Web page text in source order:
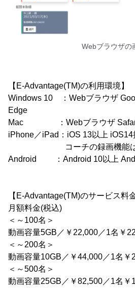
Webブラウザの
【E-Advantage(TM)の利用環境】
Windows 10 ：Webブラウザ
Edge
Mac ：Webブラウザ Safari
iPhone／iPad：iOS 13以上 iOS14
コーチの録画機能は
Android ：Android 10以上
【E-Advantage(TM)のサービス料金
月額料金(税込)
＜～100名＞
動画容量5GB／￥22,000／1名￥
＜～200名＞
動画容量10GB／￥44,000／1名￥
＜～500名＞
動画容量25GB／￥82,500／1名￥